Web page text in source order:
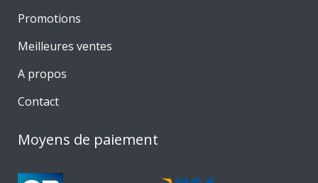
Promotions
Meilleures ventes
A propos
Contact
Moyens de paiement